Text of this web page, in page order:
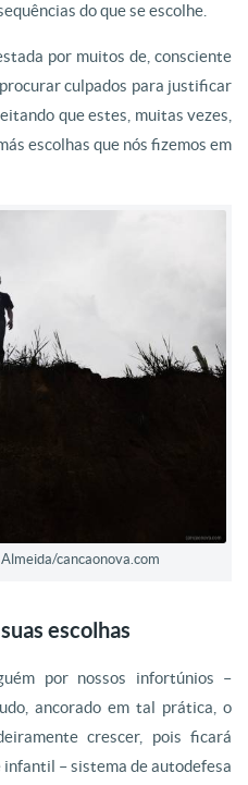
do que se escolhe.
por muitos de, consciente
culpados para justificar
que estes, muitas vezes,
escolhas que nós fizemos em
cancaonova.com
escolhas
por nossos infortúnios –
ancorado em tal prática, o
crescer, pois ficará
– sistema de autodefesa